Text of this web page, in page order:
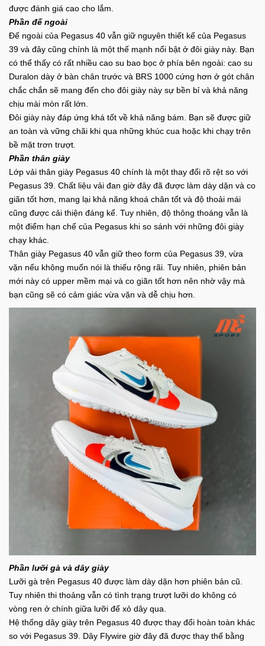
được đánh giá cao cho lắm.
Phần đế ngoài
Đế ngoài của Pegasus 40 vẫn giữ nguyên thiết kế của Pegasus
39 và đây cũng chính là một thế mạnh nổi bật ở đôi giày này. Bạn
có thể thấy có rất nhiều cao su bao bọc ở phía bên ngoài: cao su
Duralon dày ở bàn chân trước và BRS 1000 cứng hơn ở gót chân
chắc chắn sẽ mang đến cho đôi giày này sự bền bỉ và khả năng
chịu mài mòn rất lớn.
Đôi giày này đáp ứng khá tốt về khả năng bám. Bạn sẽ được giữ
an toàn và vững chãi khi qua những khúc cua hoặc khi chạy trên
bề mặt trơn trượt.
Phần thân giày
Lớp vải thân giày Pegasus 40 chính là một thay đổi rõ rệt so với
Pegasus 39. Chất liệu vải đan giờ đây đã được làm dày dặn và co
giãn tốt hơn, mang lại khả năng khoá chân tốt và độ thoải mái
cũng được cải thiện đáng kể. Tuy nhiên, độ thông thoáng vẫn là
một điểm hạn chế của Pegasus khi so sánh với những đôi giày
chạy khác.
Thân giày Pegasus 40 vẫn giữ theo form của Pegasus 39, vừa
vặn nếu không muốn nói là thiếu rộng rãi. Tuy nhiên, phiên bản
mới này có upper mềm mại và co giãn tốt hơn nên nhờ vậy mà
bạn cũng sẽ có cảm giác vừa vặn và dễ chịu hơn.
Phần lưỡi gà và dây giày
Lưỡi gà trên Pegasus 40 được làm dày dặn hơn phiên bản cũ.
Tuy nhiên thi thoảng vẫn có tình trạng trượt lưỡi do không có
vòng ren ở chính giữa lưỡi để xỏ dây qua.
Hệ thống dây giày trên Pegasus 40 được thay đổi hoàn toàn khác
so với Pegasus 39. Dây Flywire giờ đây đã được thay thế bằng